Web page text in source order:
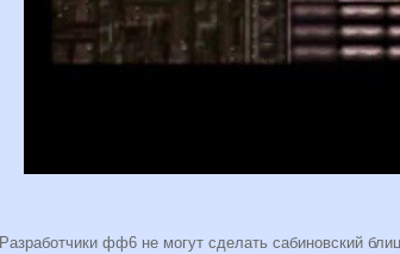
Разработчики фф6 не могут сделать сабиновский